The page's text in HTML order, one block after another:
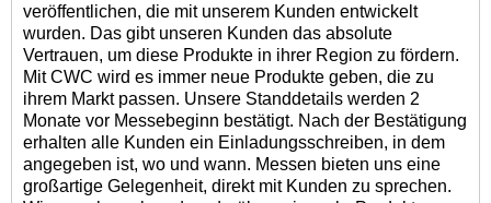
veröffentlichen, die mit unserem Kunden entwickelt
wurden. Das gibt unseren Kunden das absolute
Vertrauen, um diese Produkte in ihrer Region zu fördern.
Mit CWC wird es immer neue Produkte geben, die zu
ihrem Markt passen. Unsere Standdetails werden 2
Monate vor Messebeginn bestätigt. Nach der Bestätigung
erhalten alle Kunden ein Einladungsschreiben, in dem
angegeben ist, wo und wann. Messen bieten uns eine
großartige Gelegenheit, direkt mit Kunden zu sprechen.